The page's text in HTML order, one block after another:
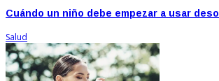
Cuándo un niño debe empezar a usar
Salud